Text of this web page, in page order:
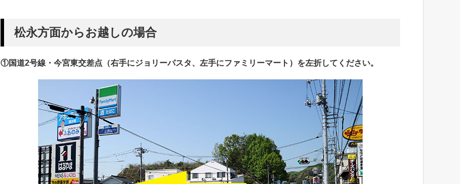
松永方面からお越しの場合
①国道2号線・今宮東交差点（右手にジョリーパスタ、左手にファミリーマート）を左折してください。